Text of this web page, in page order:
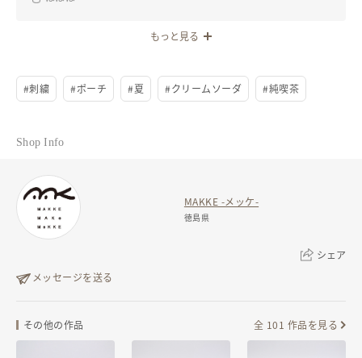
もっと見る
#刺繍 #ポーチ #夏 #クリームソーダ #純喫茶
Shop Info
MAKKE -メッケ-
徳島県
シェア
リンクをコピー
メッセージを送る
その他の作品 全 101 作品を見る